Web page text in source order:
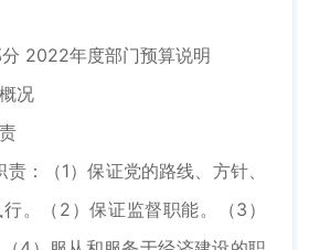
2022年度部门预算说明
况
：（1）保证党的路线、方针、
。（2）保证监督职能。（3）